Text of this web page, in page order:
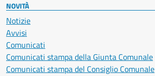
NOVITÀ
Notizie
Avvisi
Comunicati
Comunicati stampa della Giunta Comunale
Comunicati stampa del Consiglio Comunale